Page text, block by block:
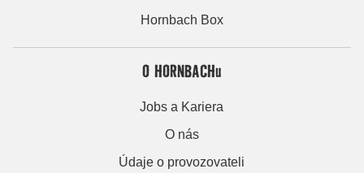
Hornbach Box
O HORNBACHu
Jobs a Kariera
O nás
Údaje o provozovateli